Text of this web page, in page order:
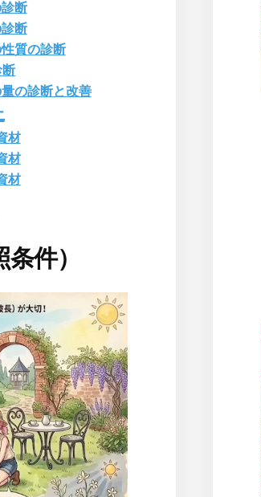
断
断
質の診断
断
の診断と改善
材
材
材
件）